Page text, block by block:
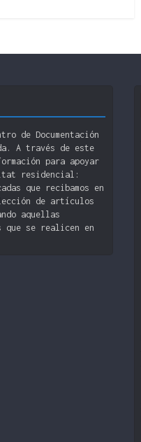
de Documentación
A través de este
para apoyar
residencial:
que recibamos en
de artículos
aquellas
que se realicen en